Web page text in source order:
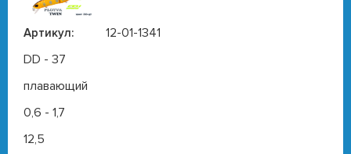
Артикул:
12-01-1341
DD - 37
плавающий
0,6 - 1,7
12,5